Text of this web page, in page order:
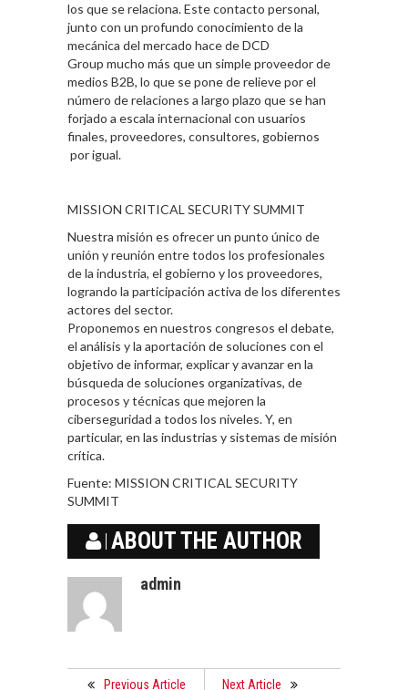
los que se relaciona. Este contacto personal,
junto con un profundo conocimiento de la
mecánica del mercado hace de DCD
Group mucho más que un simple proveedor de
medios B2B, lo que se pone de relieve por el
número de relaciones a largo plazo que se han
forjado a escala internacional con usuarios
finales, proveedores, consultores, gobiernos
por igual.
MISSION CRITICAL SECURITY SUMMIT
Nuestra misión es ofrecer un punto único de
unión y reunión entre todos los profesionales
de la industria, el gobierno y los proveedores,
logrando la participación activa de los diferentes
actores del sector.
Proponemos en nuestros congresos el debate,
el análisis y la aportación de soluciones con el
objetivo de informar, explicar y avanzar en la
búsqueda de soluciones organizativas, de
procesos y técnicas que mejoren la
ciberseguridad a todos los niveles. Y, en
particular, en las industrias y sistemas de misión
crítica.
Fuente: MISSION CRITICAL SECURITY
SUMMIT
ABOUT THE AUTHOR
admin
Previous Article Next Article